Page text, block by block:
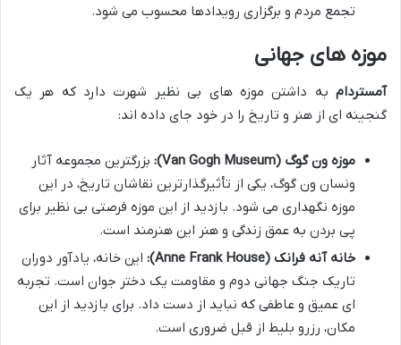
تجمع مردم و برگزاری رویدادها محسوب می شود.
موزه های جهانی
آمستردام به داشتن موزه های بی نظیر شهرت دارد که هر یک
گنجینه ای از هنر و تاریخ را در خود جای داده اند:
موزه ون گوگ (Van Gogh Museum):
بزرگترین مجموعه آثار
ونسان ون گوگ، یکی از تأثیرگذارترین نقاشان تاریخ، در این
موزه نگهداری می شود. بازدید از این موزه فرصتی بی نظیر برای
پی بردن به عمق زندگی و هنر این هنرمند است.
خانه آنه فرانک (Anne Frank House):
این خانه، یادآور دوران
تاریک جنگ جهانی دوم و مقاومت یک دختر جوان است. تجربه
ای عمیق و عاطفی که نباید از دست داد. برای بازدید از این
مکان، رزرو بلیط از قبل ضروری است.